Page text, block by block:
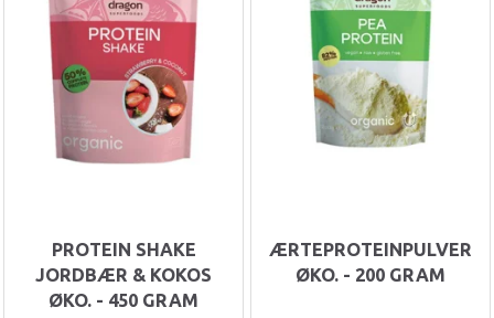
PROTEIN SHAKE
JORDBÆR & KOKOS
ØKO. - 450 GRAM
ÆRTEPROTEINPULVER
ØKO. - 200 GRAM